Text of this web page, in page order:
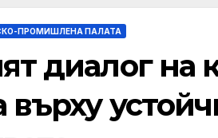
ПРОМИШЛЕНА ПАЛАТА
диалог на